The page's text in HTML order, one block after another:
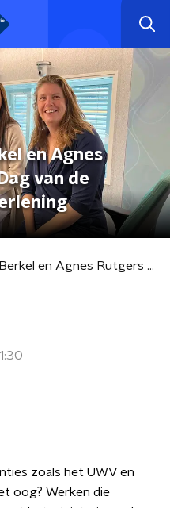
en Agnes
van de
Nathalie van Berkel en Agnes Rutgers over de Dag van de Publieke Dienstverlening
zoals het UWV en
oog? Werken die